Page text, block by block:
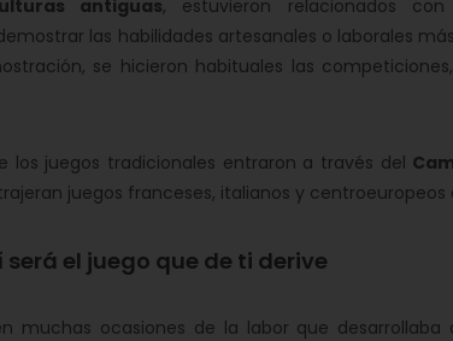
antiguas, estuvieron relacionados
las habilidades artesanales o laborales
se hicieron habituales las
los juegos tradicionales entraron a través del
juegos franceses, italianos y centroeuropeos
el juego que de ti derive
muchas ocasiones de la labor que